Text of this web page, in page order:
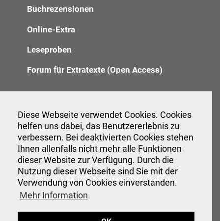
Diese Webseite verwendet Cookies. Cookies
helfen uns dabei, das Benutzererlebnis zu
verbessern. Bei deaktivierten Cookies stehen
Ihnen allenfalls nicht mehr alle Funktionen
dieser Website zur Verfügung. Durch die
Nutzung dieser Webseite sind Sie mit der
Verwendung von Cookies einverstanden.
Mehr Information
Buchrezensionen
Online-Extra
Leseproben
Forum für Extratexte (Open Access)
Anzeigenannahme
Verwaltung
Veranstaltungen